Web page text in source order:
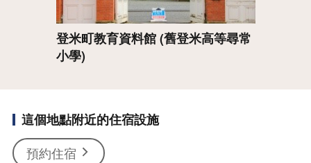
登米町教育資料館 (舊登米高等尋常
小學)
這個地點附近的住宿設施
預約住宿